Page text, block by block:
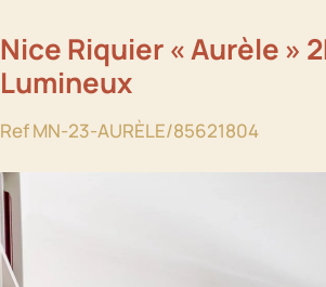
Nice Riquier « Aurèle »
Lumineux
Ref MN-23-AURÈLE/85621804